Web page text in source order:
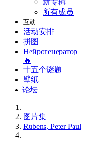
新专辑
所有成员
互动
活动安排
拼图
Нейрогенератор
🔥
十五个谜题
壁纸
论坛
图片集
Rubens, Peter Paul